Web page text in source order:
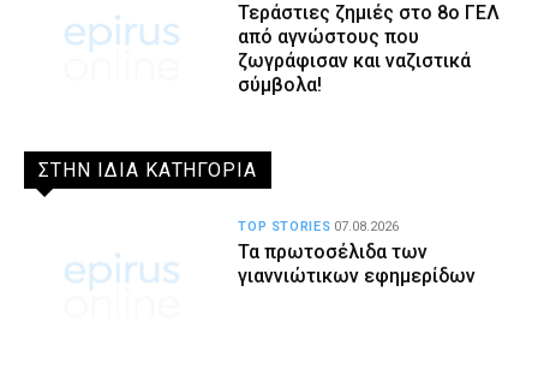
Τεράστιες ζημιές στο 8ο ΓΕΛ
από αγνώστους που
ζωγράφισαν και ναζιστικά
σύμβολα!
ΣΤΗΝ ΙΔΙΑ ΚΑΤΗΓΟΡΙΑ
Τα πρωτοσέλιδα των
γιαννιώτικων εφημερίδων
TOP STORIES 07.08.2026